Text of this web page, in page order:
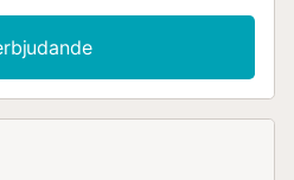
(Málagas huvudgata), Plaza de
hamnområdet Muelle
Museum, omgivet av
Massimo Dutti, Adolfo